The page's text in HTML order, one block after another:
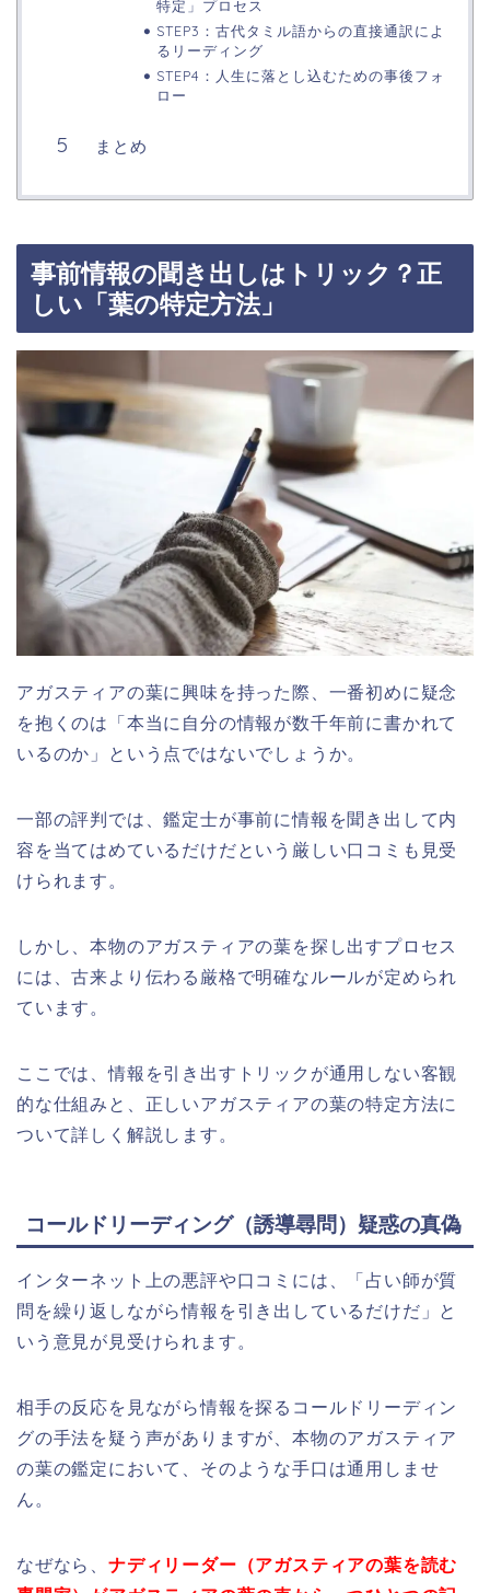
特定」プロセス
STEP3：古代タミル語からの直接通訳によ
るリーディング
STEP4：人生に落とし込むための事後フォ
ロー
まとめ
事前情報の聞き出しはトリック？正
しい「葉の特定方法」
アガスティアの葉に興味を持った際、一番初めに疑念
を抱くのは「本当に自分の情報が数千年前に書かれて
いるのか」という点ではないでしょうか。
一部の評判では、鑑定士が事前に情報を聞き出して内
容を当てはめているだけだという厳しい口コミも見受
けられます。
しかし、本物のアガスティアの葉を探し出すプロセス
には、古来より伝わる厳格で明確なルールが定められ
ています。
ここでは、情報を引き出すトリックが通用しない客観
的な仕組みと、正しいアガスティアの葉の特定方法に
ついて詳しく解説します。
コールドリーディング（誘導尋問）疑惑の真偽
インターネット上の悪評や口コミには、「占い師が質
問を繰り返しながら情報を引き出しているだけだ」と
いう意見が見受けられます。
相手の反応を見ながら情報を探るコールドリーディン
グの手法を疑う声がありますが、本物のアガスティア
の葉の鑑定において、そのような手口は通用しませ
ん。
なぜなら、 ナディリーダー（アガスティアの葉を読む